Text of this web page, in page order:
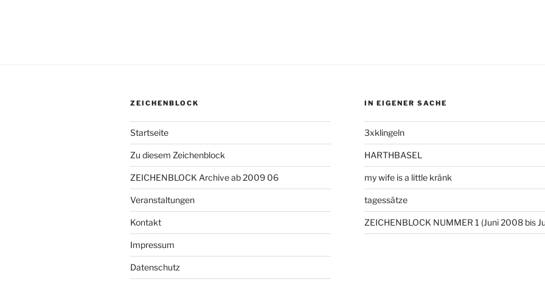
ZEICHENBLOCK
Startseite
Zu diesem Zeichenblock
ZEICHENBLOCK Archive ab 2009 06
Veranstaltungen
Kontakt
Impressum
Datenschutz
IN EIGENER SACHE
3xklingeln
HARTHBASEL
my wife is a little kränk
tagessätze
ZEICHENBLOCK NUMMER 1 (Juni 2008 bis